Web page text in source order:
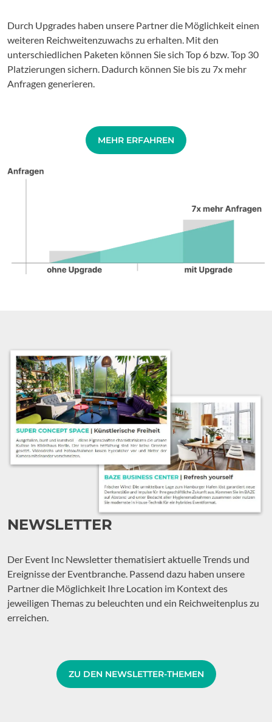
Durch Upgrades haben unsere Partner die Möglichkeit einen
weiteren Reichweitenzuwachs zu erhalten. Mit den
unterschiedlichen Paketen können Sie sich Top 6 bzw. Top 30
Platzierungen sichern. Dadurch können Sie bis zu 7x mehr
Anfragen generieren.
MEHR ERFAHREN
NEWSLETTER
Der Event Inc Newsletter thematisiert aktuelle Trends und
Ereignisse der Eventbranche. Passend dazu haben unsere
Partner die Möglichkeit Ihre Location im Kontext des
jeweiligen Themas zu beleuchten und ein Reichweitenplus zu
erreichen.
ZU DEN NEWSLETTER-THEMEN